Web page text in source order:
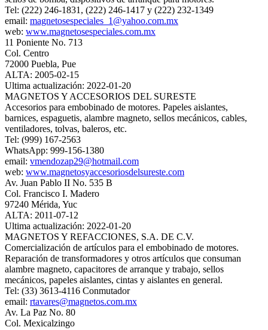
Tel: (222) 246-1831, (222) 246-1417 y (222) 232-1349
email: magnetosespeciales_1@yahoo.com.mx
web: www.magnetosespeciales.com.mx
11 Poniente No. 713
Col. Centro
72000 Puebla, Pue
ALTA: 2005-02-15
Ultima actualización: 2022-01-20
MAGNETOS Y ACCESORIOS DEL SURESTE
Accesorios para embobinado de motores. Papeles aislantes,
barnices, espaguetis, alambre magneto, sellos mecánicos, cables,
ventiladores, tolvas, baleros, etc.
Tel: (999) 167-2563
WhatsApp: 999-156-1380
email: vmendozap29@hotmail.com
web: www.magnetosyaccesoriosdelsureste.com
Av. Juan Pablo II No. 535 B
Col. Francisco I. Madero
97240 Mérida, Yuc
ALTA: 2011-07-12
Ultima actualización: 2022-01-20
MAGNETOS Y REFACCIONES, S.A. DE C.V.
Comercialización de artículos para el embobinado de motores.
Reparación de transformadores y otros artículos que consuman
alambre magneto, capacitores de arranque y trabajo, sellos
mecánicos, papeles aislantes, cintas y aislantes en general.
Tel: (33) 3613-4116 Conmutador
email: rtavares@magnetos.com.mx
Av. La Paz No. 80
Col. Mexicalzingo